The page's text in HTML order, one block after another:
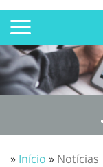
» Início » Notícias